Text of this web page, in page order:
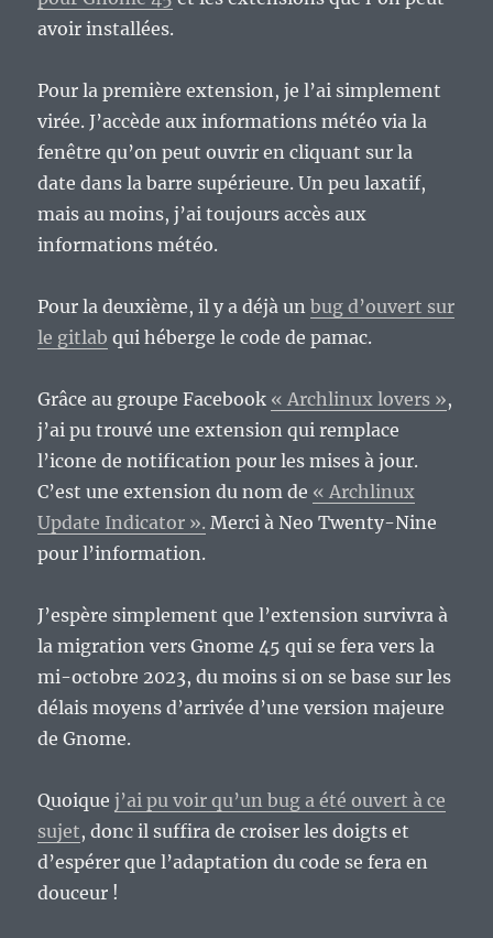
avoir installées.
Pour la première extension, je l’ai simplement
virée. J’accède aux informations météo via la
fenêtre qu’on peut ouvrir en cliquant sur la
date dans la barre supérieure. Un peu laxatif,
mais au moins, j’ai toujours accès aux
informations météo.
Pour la deuxième, il y a déjà unbug d’ouvert sur
le gitlab qui héberge le code de pamac.
Grâce au groupe Facebook « Archlinux lovers »,
j’ai pu trouvé une extension qui remplace
l’icone de notification pour les mises à jour.
C’est une extension du nom de « Archlinux
Update Indicator ». Merci à Neo Twenty-Nine
pour l’information.
J’espère simplement que l’extension survivra à
la migration vers Gnome 45 qui se fera vers la
mi-octobre 2023, du moins si on se base sur les
délais moyens d’arrivée d’une version majeure
de Gnome.
Quoiquej’ai pu voir qu’un bug a été ouvert à ce
sujet, donc il suffira de croiser les doigts et
d’espérer que l’adaptation du code se fera en
douceur !